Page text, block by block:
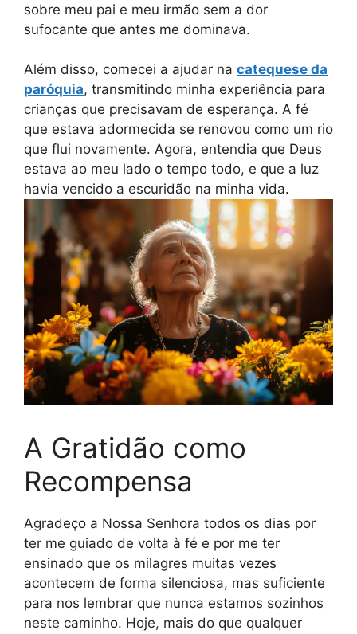
sobre meu pai e meu irmão sem a dor
sufocante que antes me dominava.
Além disso, comecei a ajudar na catequese da
paróquia, transmitindo minha experiência para
crianças que precisavam de esperança. A fé
que estava adormecida se renovou como um rio
que flui novamente. Agora, entendia que Deus
estava ao meu lado o tempo todo, e que a luz
havia vencido a escuridão na minha vida.
A Gratidão como
Recompensa
Agradeço a Nossa Senhora todos os dias por
ter me guiado de volta à fé e por me ter
ensinado que os milagres muitas vezes
acontecem de forma silenciosa, mas suficiente
para nos lembrar que nunca estamos sozinhos
neste caminho. Hoje, mais do que qualquer